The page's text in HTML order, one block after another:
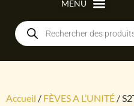
Accueil / FÈVES A L’UNITÉ /